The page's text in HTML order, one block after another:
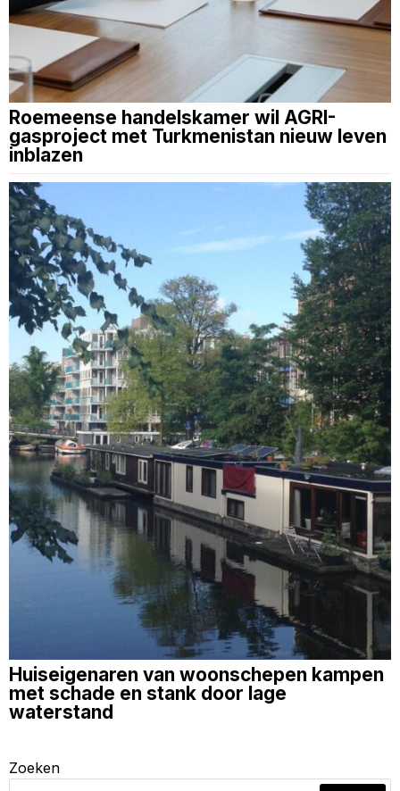
Roemeense handelskamer wil AGRI-
gasproject met Turkmenistan nieuw leven
inblazen
Huiseigenaren van woonschepen kampen
met schade en stank door lage
waterstand
Zoeken